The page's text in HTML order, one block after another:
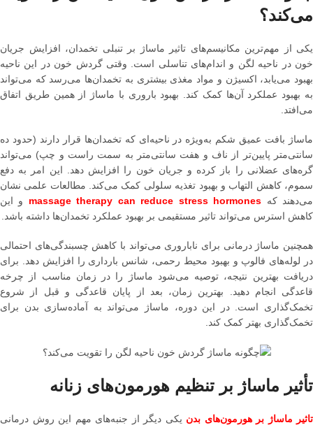
می‌کند؟
یکی از مهم‌ترین مکانیسم‌های تاثیر ماساژ بر تنبلی تخمدان، افزایش جریان
خون در ناحیه لگن و اندام‌های تناسلی است. وقتی گردش خون در این ناحیه
بهبود می‌یابد، اکسیژن و مواد مغذی بیشتری به تخمدان‌ها می‌رسد که می‌تواند
به بهبود عملکرد آن‌ها کمک کند. بهبود باروری با ماساژ از همین طریق اتفاق
می‌افتد.
ماساژ بافت عمیق شکم به‌ویژه در ناحیه‌ای که تخمدان‌ها قرار دارند (حدود ده
سانتی‌متر پایین‌تر از ناف و هفت سانتی‌متر به سمت راست و چپ) می‌تواند
گره‌های عضلانی را باز کرده و جریان خون را افزایش دهد. این امر به دفع
سموم، کاهش التهاب و بهبود تغذیه سلولی کمک می‌کند. مطالعات علمی نشان
می‌دهند که massage therapy can reduce stress hormones و این
کاهش استرس می‌تواند تاثیر مستقیمی بر بهبود عملکرد تخمدان‌ها داشته باشد.
همچنین ماساژ درمانی برای ناباروری می‌تواند با کاهش چسبندگی‌های احتمالی
در لوله‌های فالوپ و بهبود محیط رحمی، شانس بارداری را افزایش دهد. برای
دریافت بهترین نتیجه، توصیه می‌شود ماساژ را در زمان مناسب از چرخه
قاعدگی انجام دهید. بهترین زمان، بعد از پایان قاعدگی و قبل از شروع
تخمک‌گذاری است. در این دوره، ماساژ می‌تواند به آماده‌سازی بدن برای
تخمک‌گذاری بهتر کمک کند.
تأثیر ماساژ بر تنظیم هورمون‌های زنانه
تاثیر ماساژ بر هورمون‌های بدن یکی دیگر از جنبه‌های مهم این روش درمانی